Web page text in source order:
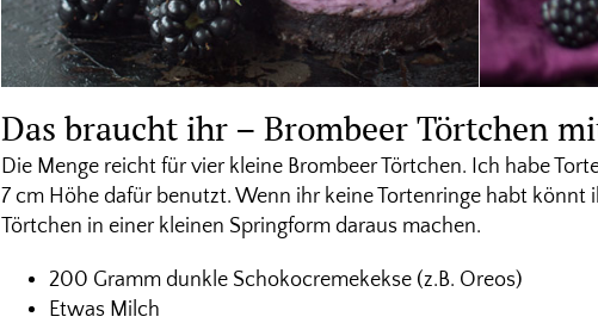
Das braucht ihr – Brombeer Törtchen
Die Menge reicht für vier kleine Brombeer Törtchen. Ich habe
7 cm Höhe dafür benutzt. Wenn ihr keine Tortenringe habt könnt
Törtchen in einer kleinen Springform daraus machen.
200 Gramm dunkle Schokocremekekse (z.B. Oreos)
Etwas Milch